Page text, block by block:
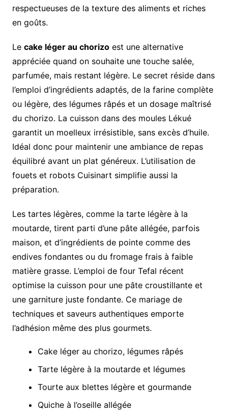
respectueuses de la texture des aliments et riches
en goûts.
Le cake léger au chorizoest une alternative
appréciée quand on souhaite une touche salée,
parfumée, mais restant légère. Le secret réside dans
l’emploi d’ingrédients adaptés, de la farine complète
ou légère, des légumes râpés et un dosage maîtrisé
du chorizo. La cuisson dans des moules Lékué
garantit un moelleux irrésistible, sans excès d’huile.
Idéal donc pour maintenir une ambiance de repas
équilibré avant un plat généreux. L’utilisation de
fouets et robots Cuisinart simplifie aussi la
préparation.
Les tartes légères, comme la tarte légère à la
moutarde, tirent parti d’une pâte allégée, parfois
maison, et d’ingrédients de pointe comme des
endives fondantes ou du fromage frais à faible
matière grasse. L’emploi de four Tefal récent
optimise la cuisson pour une pâte croustillante et
une garniture juste fondante. Ce mariage de
techniques et saveurs authentiques emporte
l’adhésion même des plus gourmets.
Cake léger au chorizo, légumes râpés
Tarte légère à la moutarde et légumes
Tourte aux blettes légère et gourmande
Quiche à l’oseille allégée